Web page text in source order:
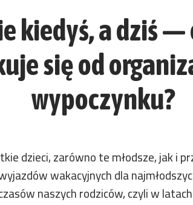
kiedyś, a dziś —
się od
wypoczynku?
dzieci, zarówno te młodsze, jak i
wakacyjnych dla
naszych rodziców, czyli w